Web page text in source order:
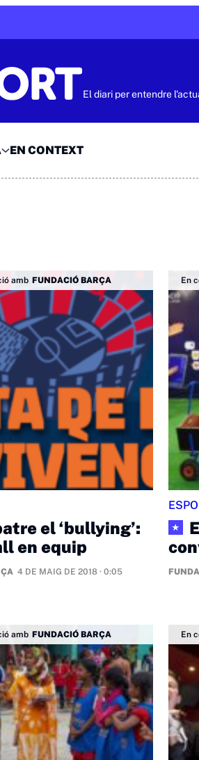
El diari per entendre
EN CONTEXT
amb FUNDACIÓ BARÇA
el ‘bullying’:
en equip
4 DE MAIG DE 2018 · 0:05
En
★
amb FUNDACIÓ BARÇA En